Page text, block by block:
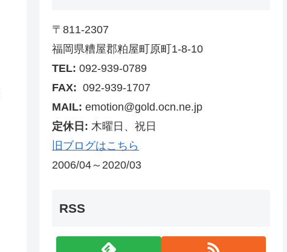
〒811-2307
福岡県糟屋郡粕屋町原町1-8-10
TEL:092-939-0789
FAX: 092-939-1707
MAIL:emotion@gold.ocn.ne.jp
定休日:木曜日、祝日
旧ブログはこちら
2006/04～2020/03
RSS